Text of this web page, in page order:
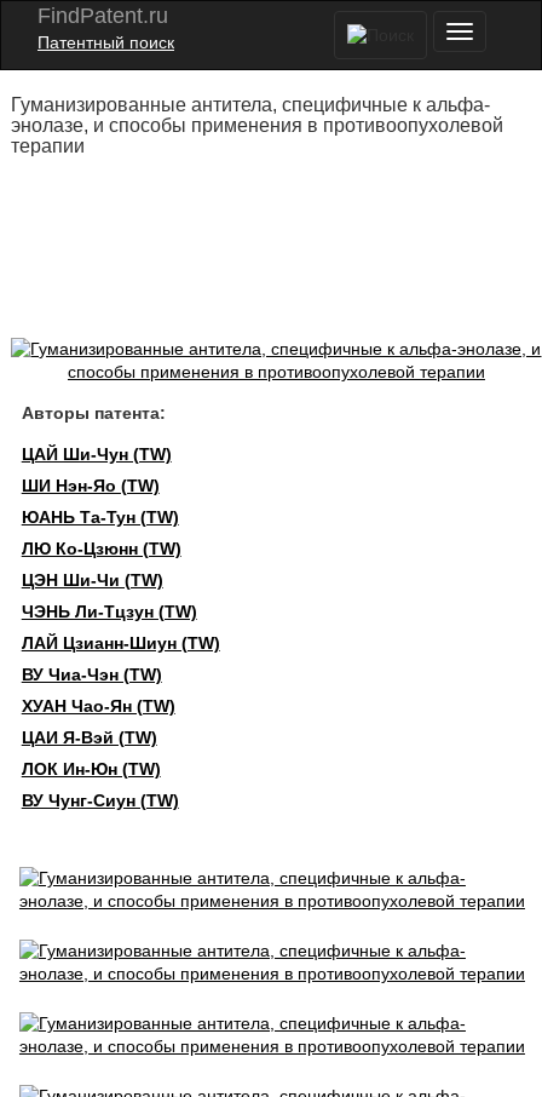
FindPatent.ru
Патентный поиск
Гуманизированные антитела, специфичные к альфа-
энолазе, и способы применения в противоопухолевой
терапии
Авторы патента:
ЦАЙ Ши-Чун (TW)
ШИ Нэн-Яо (TW)
ЮАНЬ Та-Тун (TW)
ЛЮ Ко-Цзюнн (TW)
ЦЭН Ши-Чи (TW)
ЧЭНЬ Ли-Тцзун (TW)
ЛАЙ Цзианн-Шиун (TW)
ВУ Чиа-Чэн (TW)
ХУАН Чао-Ян (TW)
ЦАИ Я-Вэй (TW)
ЛОК Ин-Юн (TW)
ВУ Чунг-Сиун (TW)